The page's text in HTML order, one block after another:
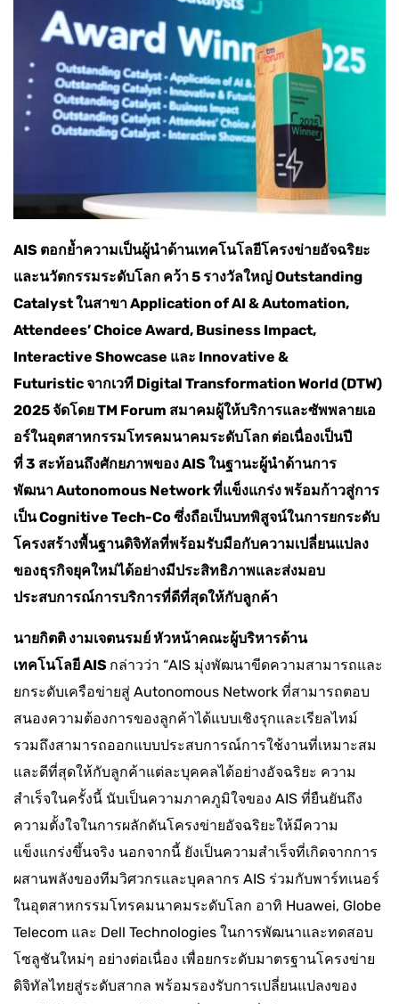
AIS ตอกย้ำความเป็นผู้นำด้านเทคโนโลยีโครงข่ายอัจฉริยะ
และนวัตกรรมระดับโลก คว้า 5 รางวัลใหญ่ Outstanding
Catalyst ในสาขา Application of AI & Automation,
Attendees’ Choice Award, Business Impact,
Interactive Showcase และ Innovative &
Futuristic จากเวที Digital Transformation World (DTW)
2025 จัดโดย TM Forum สมาคมผู้ให้บริการและซัพพลายเอ
อร์ในอุตสาหกรรมโทรคมนาคมระดับโลก ต่อเนื่องเป็นปี
ที่ 3 สะท้อนถึงศักยภาพของ AIS ในฐานะผู้นำด้านการ
พัฒนา Autonomous Network ที่แข็งแกร่ง พร้อมก้าวสู่การ
เป็น Cognitive Tech-Co ซึ่งถือเป็นบทพิสูจน์ในการยกระดับ
โครงสร้างพื้นฐานดิจิทัลที่พร้อมรับมือกับความเปลี่ยนแปลง
ของธุรกิจยุคใหม่ได้อย่างมีประสิทธิภาพและส่งมอบ
ประสบการณ์การบริการที่ดีที่สุดให้กับลูกค้า
นายกิตติ งามเจตนรมย์ หัวหน้าคณะผู้บริหารด้าน
เทคโนโลยีAIS กล่าวว่า “AIS มุ่งพัฒนาขีดความสามารถและ
ยกระดับเครือข่ายสู่ Autonomous Network ที่สามารถตอบ
สนองความต้องการของลูกค้าได้แบบเชิงรุกและเรียลไทม์
รวมถึงสามารถออกแบบประสบการณ์การใช้งานที่เหมาะสม
และดีที่สุดให้กับลูกค้าแต่ละบุคคลได้อย่างอัจฉริยะ ความ
สำเร็จในครั้งนี้ นับเป็นความภาคภูมิใจของ AIS ที่ยืนยันถึง
ความตั้งใจในการผลักดันโครงข่ายอัจฉริยะให้มีความ
แข็งแกร่งขึ้นจริง นอกจากนี้ ยังเป็นความสำเร็จที่เกิดจากการ
ผสานพลังของทีมวิศวกรและบุคลากร AIS ร่วมกับพาร์ทเนอร์
ในอุตสาหกรรมโทรคมนาคมระดับโลก อาทิ Huawei, Globe
Telecom และ Dell Technologies ในการพัฒนาและทดสอบ
โซลูชันใหม่ๆ อย่างต่อเนื่อง เพื่อยกระดับมาตรฐานโครงข่าย
ดิจิทัลไทยสู่ระดับสากล พร้อมรองรับการเปลี่ยนแปลงของ